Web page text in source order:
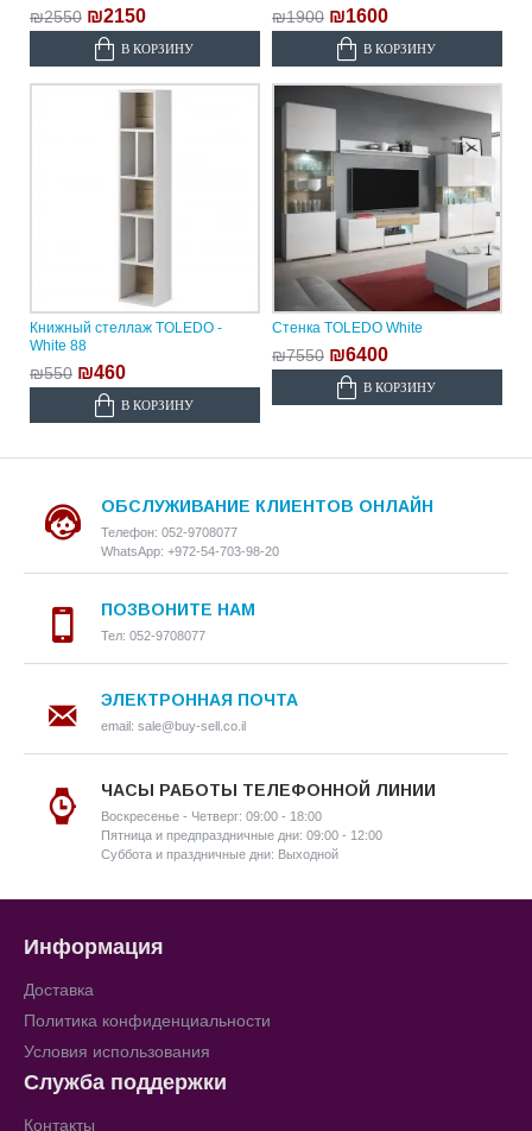
₪2550 ₪2150
В КОРЗИНУ
₪1900 ₪1600
В КОРЗИНУ
Книжный стеллаж TOLEDO -
White 88
₪550 ₪460
В КОРЗИНУ
Стенка TOLEDO White
₪7550 ₪6400
В КОРЗИНУ
ОБСЛУЖИВАНИЕ КЛИЕНТОВ ОНЛАЙН
Телефон: 052-9708077
WhatsApp: +972-54-703-98-20
ПОЗВОНИТЕ НАМ
Тел: 052-9708077
ЭЛЕКТРОННАЯ ПОЧТА
email: sale@buy-sell.co.il
ЧАСЫ РАБОТЫ ТЕЛЕФОННОЙ ЛИНИИ
Воскресенье - Четверг: 09:00 - 18:00
Пятница и предпраздничные дни: 09:00 - 12:00
Суббота и праздничные дни: Выходной
Информация
Доставка
Политика конфиденциальности
Условия использования
Служба поддержки
Контакты